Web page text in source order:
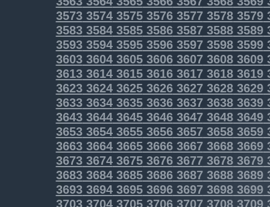
3573357435753576357735783579
3583358435853586358735883589
3593359435953596359735983599
3603360436053606360736083609
3613361436153616361736183619
3623362436253626362736283629
3633363436353636363736383639
3643364436453646364736483649
3653365436553656365736583659
3663366436653666366736683669
3673367436753676367736783679
3683368436853686368736883689
3693369436953696369736983699
3703370437053706370737083709